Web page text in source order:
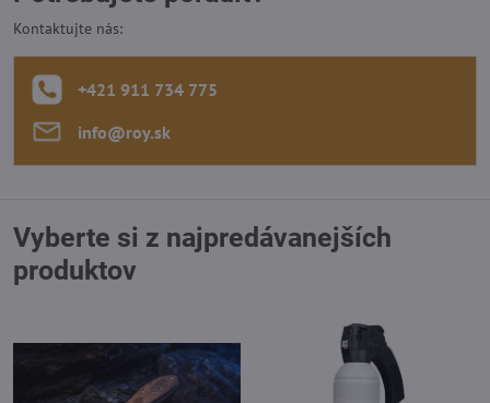
Kontaktujte nás:
+421 911 734 775
info​@roy​.sk
Vyberte si z najpredávanejších
produktov